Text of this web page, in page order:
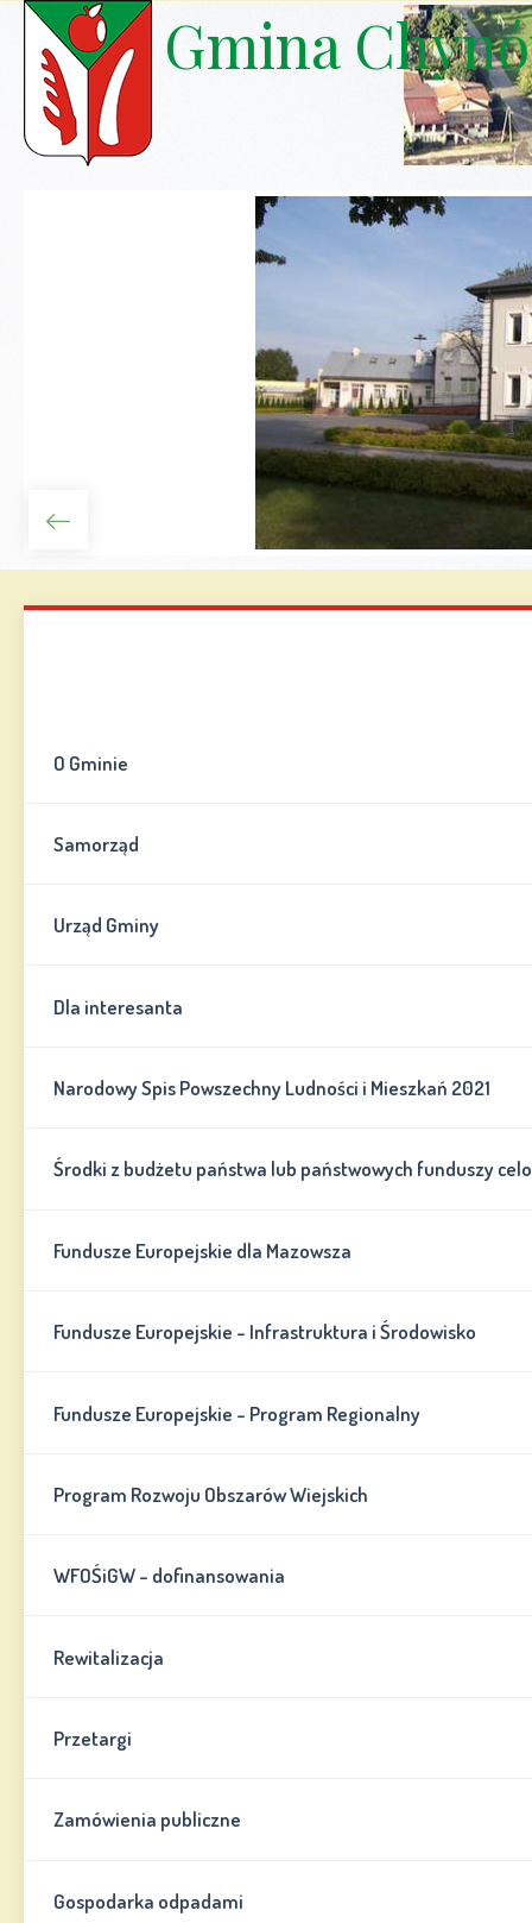
Gmina
O Gminie
Samorząd
Urząd Gminy
Dla interesanta
Narodowy Spis Powszechny Ludności i Mieszkań 2021
Środki z budżetu państwa lub państwowych funduszy
Fundusze Europejskie dla Mazowsza
Fundusze Europejskie - Infrastruktura i Środowisko
Fundusze Europejskie - Program Regionalny
Program Rozwoju Obszarów Wiejskich
WFOŚiGW - dofinansowania
Rewitalizacja
Przetargi
Zamówienia publiczne
Gospodarka odpadami